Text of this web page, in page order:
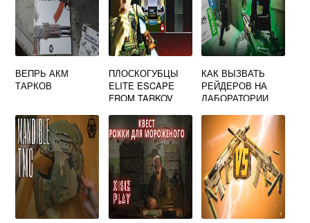
ВЕПРЬ АКМ
ТАРКОВ
ПЛОСКОГУБЦЫ
ELITE ESCAPE
FROM TARKOV
КАК ВЫЗВАТЬ
РЕЙДЕРОВ НА
ЛАБОРАТОРИИ